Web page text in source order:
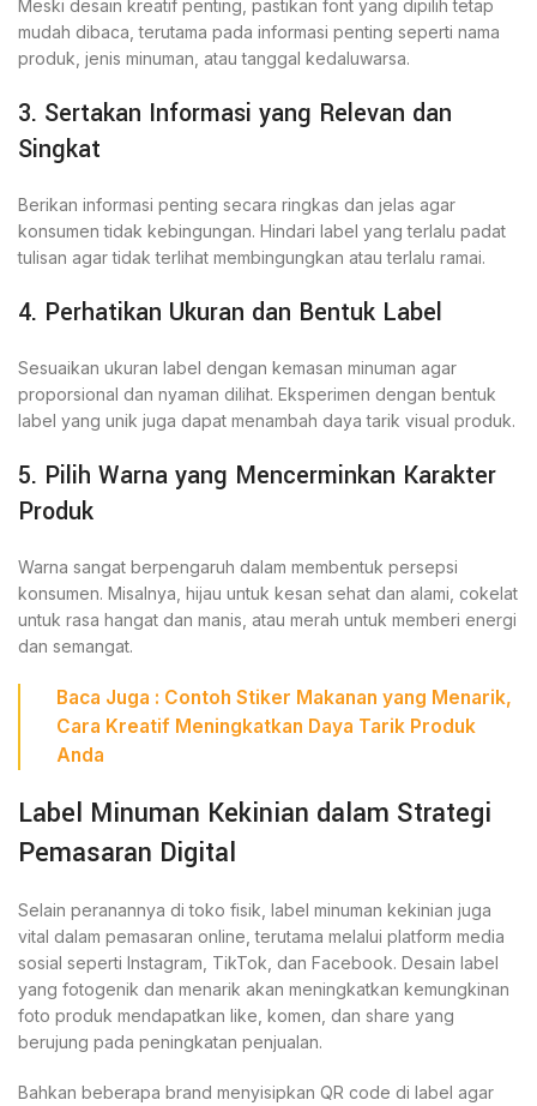
Meski desain kreatif penting, pastikan font yang dipilih tetap
mudah dibaca, terutama pada informasi penting seperti nama
produk, jenis minuman, atau tanggal kedaluwarsa.
3. Sertakan Informasi yang Relevan dan
Singkat
Berikan informasi penting secara ringkas dan jelas agar
konsumen tidak kebingungan. Hindari label yang terlalu padat
tulisan agar tidak terlihat membingungkan atau terlalu ramai.
4. Perhatikan Ukuran dan Bentuk Label
Sesuaikan ukuran label dengan kemasan minuman agar
proporsional dan nyaman dilihat. Eksperimen dengan bentuk
label yang unik juga dapat menambah daya tarik visual produk.
5. Pilih Warna yang Mencerminkan Karakter
Produk
Warna sangat berpengaruh dalam membentuk persepsi
konsumen. Misalnya, hijau untuk kesan sehat dan alami, cokelat
untuk rasa hangat dan manis, atau merah untuk memberi energi
dan semangat.
Baca Juga : Contoh Stiker Makanan yang Menarik,
Cara Kreatif Meningkatkan Daya Tarik Produk
Anda
Label Minuman Kekinian dalam Strategi
Pemasaran Digital
Selain peranannya di toko fisik, label minuman kekinian juga
vital dalam pemasaran online, terutama melalui platform media
sosial seperti Instagram, TikTok, dan Facebook. Desain label
yang fotogenik dan menarik akan meningkatkan kemungkinan
foto produk mendapatkan like, komen, dan share yang
berujung pada peningkatan penjualan.
Bahkan beberapa brand menyisipkan QR code di label agar